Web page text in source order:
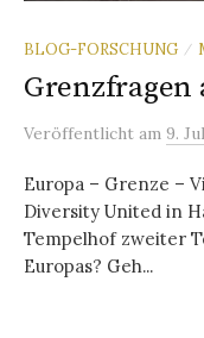
BLOG-FORSCHUNG /
Grenzfragen
Veröffentlicht am 9.
Europa – Grenze –
Diversity United in
Tempelhof zweiter
Europas? Geh...